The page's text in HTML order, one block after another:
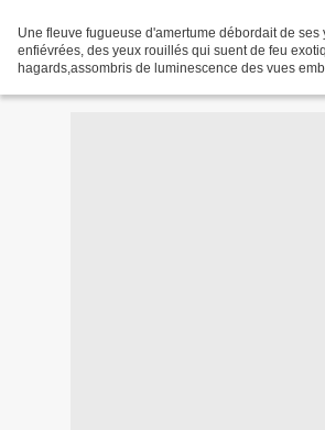
Une fleuve fugueuse d'amertume débordait de ses
enfiévrées, des yeux rouillés qui suent de feu
hagards,assombris de luminescence des vues